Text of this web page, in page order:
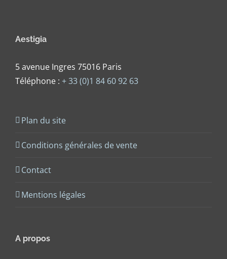
Aestigia
5 avenue Ingres 75016 Paris
Téléphone : + 33 (0)1 84 60 92 63
Plan du site
Conditions générales de vente
Contact
Mentions légales
A propos